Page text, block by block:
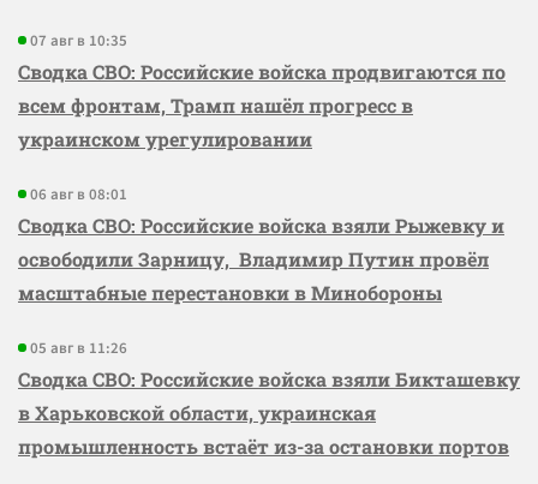
07 авг в 10:35
Сводка СВО: Российские войска продвигаются по
всем фронтам, Трамп нашёл прогресс в
украинском урегулировании
06 авг в 08:01
Сводка СВО: Российские войска взяли Рыжевку и
освободили Зарницу, Владимир Путин провёл
масштабные перестановки в Минобороны
05 авг в 11:26
Сводка СВО: Российские войска взяли Бикташевку
в Харьковской области, украинская
промышленность встаёт из-за остановки портов